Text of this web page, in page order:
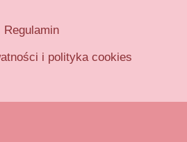
Regulamin
i polityka cookies